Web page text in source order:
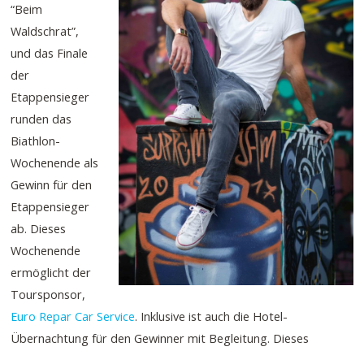
“Beim
Waldschrat”,
und das Finale
der
Etappensieger
runden das
Biathlon-
Wochenende als
Gewinn für den
Etappensieger
ab. Dieses
Wochenende
ermöglicht der
Toursponsor,
Euro Repar Car Service. Inklusive ist auch die Hotel-
Übernachtung für den Gewinner mit Begleitung. Dieses